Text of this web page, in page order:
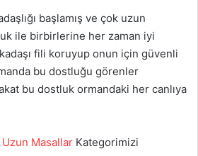
başlamış ve çok uzun
ile birbirlerine her zaman iyi
fili koruyup onun için güvenli
bu dostluğu görenler
bu dostluk ormandaki her canlıya
Uzun Masallar Kategorimizi